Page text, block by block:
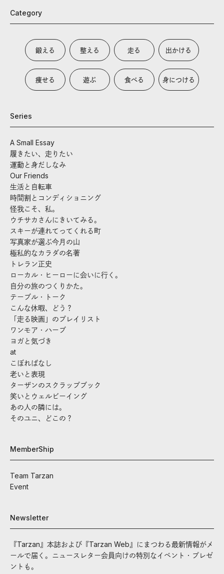
Category
鍛える 整える 走る 出かける
痩せる 遊ぶ 食べる 身につける
Series
A Small Essay
履きたい、走りたい
運動と身だしなみ
Our Friends
生活と自転車
時間割とコンディショニング
怪我こそ、私。
ウチサカさんにきいてみる。
スキーが連れてってくれる町
写真家が選ぶ今月の山
極私的なカラダの名著
トレラン正史
ローカル・ヒーローに会いに行く。
自分の旅のつくりかた。
テーブル・トーク
こんな休暇、どう？
「走る映画」のプレイリスト
ワンモア・ハーブ
ヨガと気づき
at
こぼればなし
老いと表現
ターザンのスクラップブック
笑いとウェルビーイング
あの人の隣には。
そのユニ、どこの？
MemberShip
Team Tarzan
Event
Newsletter
『Tarzan』本誌および『Tarzan Web』にまつわる最新情報がメ
ールで届く。ニュースレター会員向けの特別なイベント・プレゼ
ントも。